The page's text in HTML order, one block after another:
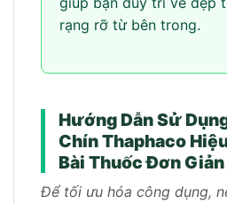
rạng rỡ từ bên trong.
Hướng Dẫn Sử
Chín Thaphaco
Bài Thuốc Đơn Giản
Để tối ưu hóa công dụng,